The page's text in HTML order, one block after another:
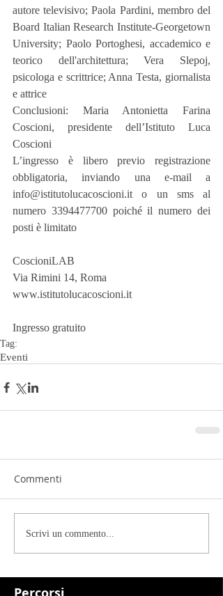
autore televisivo; Paola Pardini, membro del
Board Italian Research Institute-Georgetown
University; Paolo Portoghesi, accademico e
teorico dell'architettura; Vera Slepoj,
psicologa e scrittrice; Anna Testa, giornalista
e attrice
Conclusioni: Maria Antonietta Farina
Coscioni, presidente dell’Istituto Luca
Coscioni
L’ingresso è libero previo registrazione
obbligatoria, inviando una e-mail a
info@istitutolucacoscioni.it o un sms al
numero 3394477700 poiché il numero dei
posti è limitato
CoscioniLAB
Via Rimini 14, Roma
www.istitutolucacoscioni.it
Ingresso gratuito
Tag:
Eventi
Commenti
Scrivi un commento...